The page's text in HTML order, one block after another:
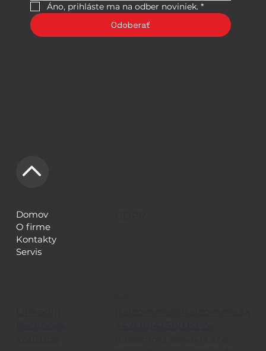
Áno, prihláste ma na odber noviniek. *
Odoberať
Domov
O firme
Kontakty
Servis